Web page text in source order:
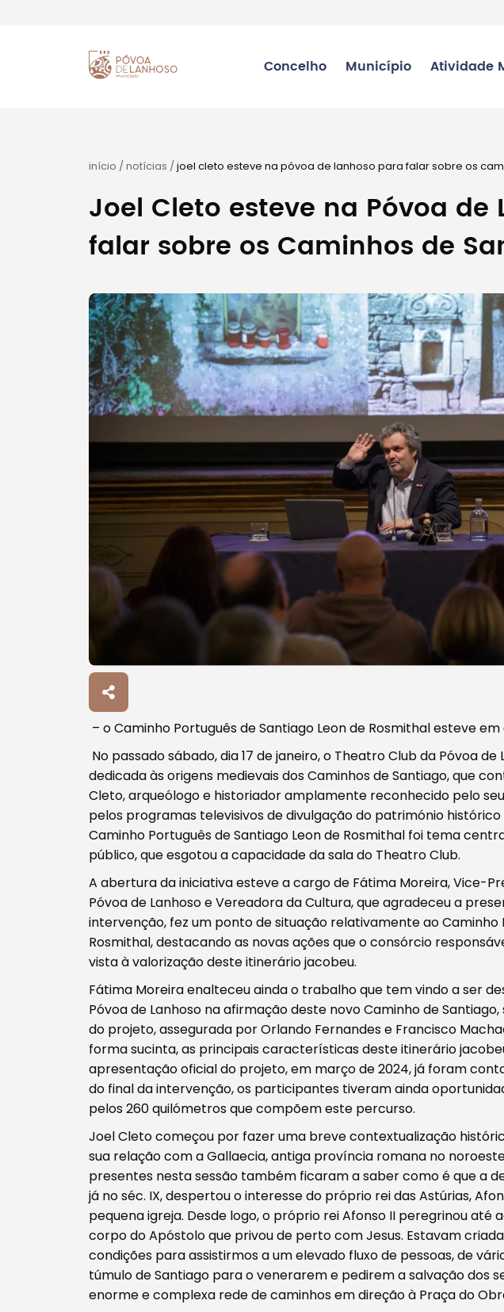
Concelho Município Atividade
Procurar
Tipo de conteúdo
Filtros
início /notícias /joel cleto esteve na póvoa de lanhoso para falar sobre os
Joel Cleto esteve na Póvoa de
falar sobre os Caminhos de
– o Caminho Português de Santiago Leon de Rosmithal esteve
No passado sábado, dia 17 de janeiro, o Theatro Club da Póvoa
dedicada às origens medievais dos Caminhos de Santiago, que
Cleto, arqueólogo e historiador amplamente reconhecido pelo
pelos programas televisivos de divulgação do património histórico
Caminho Português de Santiago Leon de Rosmithal foi tema
público, que esgotou a capacidade da sala do Theatro Club.
A abertura da iniciativa esteve a cargo de Fátima Moreira, Vice-
Póvoa de Lanhoso e Vereadora da Cultura, que agradeceu a
intervenção, fez um ponto de situação relativamente ao Caminho
Rosmithal, destacando as novas ações que o consórcio
vista à valorização deste itinerário jacobeu.
Fátima Moreira enalteceu ainda o trabalho que tem vindo a ser
Póvoa de Lanhoso na afirmação deste novo Caminho de
do projeto, assegurada por Orlando Fernandes e Francisco
forma sucinta, as principais características deste itinerário
apresentação oficial do projeto, em março de 2024, já foram
do final da intervenção, os participantes tiveram ainda
pelos 260 quilómetros que compõem este percurso.
Joel Cleto começou por fazer uma breve contextualização
sua relação com a Gallaecia, antiga província romana no
presentes nesta sessão também ficaram a saber como é que a
já no séc. IX, despertou o interesse do próprio rei das Astúrias,
pequena igreja. Desde logo, o próprio rei Afonso II peregrinou
corpo do Apóstolo que privou de perto com Jesus. Estavam
condições para assistirmos a um elevado fluxo de pessoas, de
túmulo de Santiago para o venerarem e pedirem a salvação dos
enorme e complexa rede de caminhos em direção à Praça do